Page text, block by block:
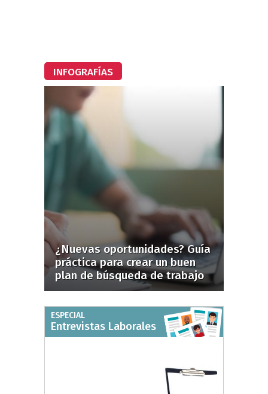
INFOGRAFÍAS
¿Nuevas oportunidades? Guía
práctica para crear un buen
plan de búsqueda de trabajo
ESPECIAL
Entrevistas Laborales